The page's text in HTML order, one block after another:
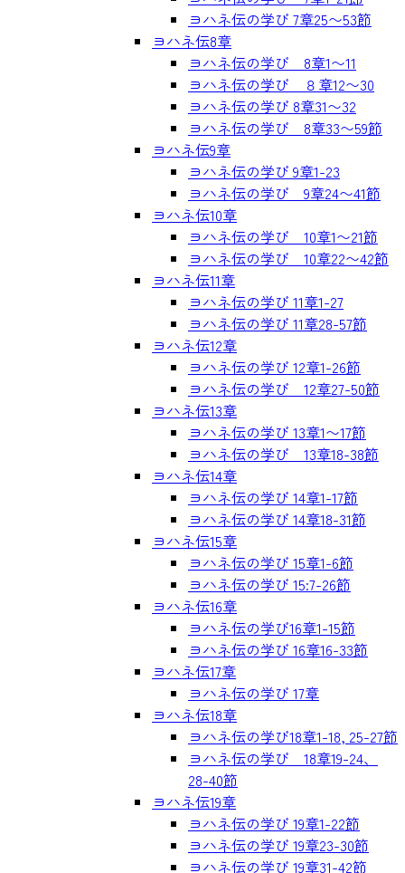
ヨハネ伝の学び 7章25〜53節
ヨハネ伝8章
ヨハネ伝の学び 8章1〜11
ヨハネ伝の学び ８章12〜30
ヨハネ伝の学び 8章31〜32
ヨハネ伝の学び 8章33〜59節
ヨハネ伝9章
ヨハネ伝の学び 9章1-23
ヨハネ伝の学び 9章24〜41節
ヨハネ伝10章
ヨハネ伝の学び 10章1〜21節
ヨハネ伝の学び 10章22〜42節
ヨハネ伝11章
ヨハネ伝の学び 11章1-27
ヨハネ伝の学び 11章28-57節
ヨハネ伝12章
ヨハネ伝の学び 12章1-26節
ヨハネ伝の学び 12章27-50節
ヨハネ伝13章
ヨハネ伝の学び 13章1〜17節
ヨハネ伝の学び 13章18-38節
ヨハネ伝14章
ヨハネ伝の学び 14章1-17節
ヨハネ伝の学び 14章18-31節
ヨハネ伝15章
ヨハネ伝の学び 15章1-6節
ヨハネ伝の学び 15:7-26節
ヨハネ伝16章
ヨハネ伝の学び16章1-15節
ヨハネ伝の学び 16章16-33節
ヨハネ伝17章
ヨハネ伝の学び 17章
ヨハネ伝18章
ヨハネ伝の学び18章1-18, 25-27節
ヨハネ伝の学び 18章19-24、
28-40節
ヨハネ伝19章
ヨハネ伝の学び 19章1-22節
ヨハネ伝の学び 19章23-30節
ヨハネ伝の学び 19章31-42節